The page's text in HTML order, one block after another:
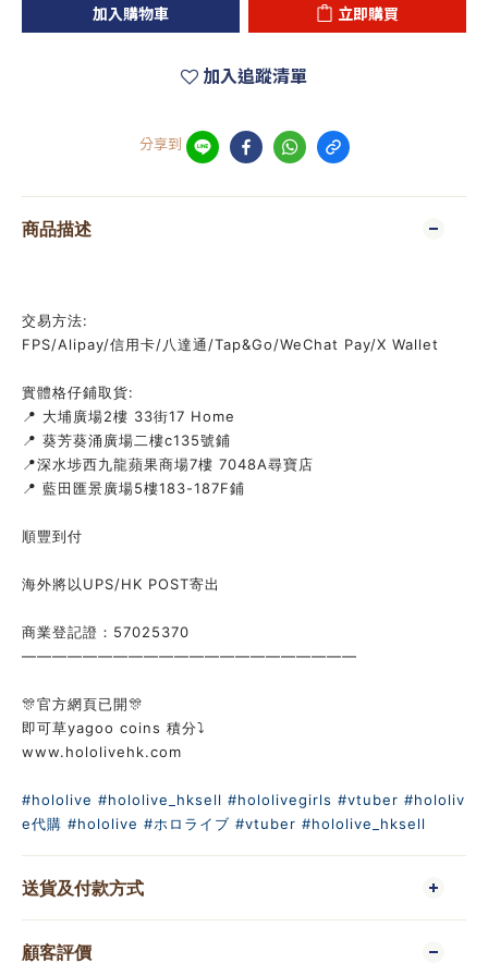
加入購物車 立即購買
加入追蹤清單
分享到
商品描述
交易方法:
FPS/Alipay/信用卡/八達通/Tap&Go/WeChat Pay/X Wallet
實體格仔鋪取貨:
📍 大埔廣場2樓 33街17 Home
📍 葵芳葵涌廣場二樓c135號鋪
📍深水埗西九龍蘋果商場7樓 7048A尋寶店
📍 藍田匯景廣場5樓183-187F鋪
順豐到付
海外將以UPS/HK POST寄出
商業登記證：57025370
——————————————————————
🎊官方網頁已開🎊
即可草yagoo coins 積分⤵️
www.hololivehk.com
#hololive #hololive_hksell #hololivegirls #vtuber #hololiv
e代購 #hololive #ホロライブ #vtuber #hololive_hksell
送貨及付款方式
顧客評價